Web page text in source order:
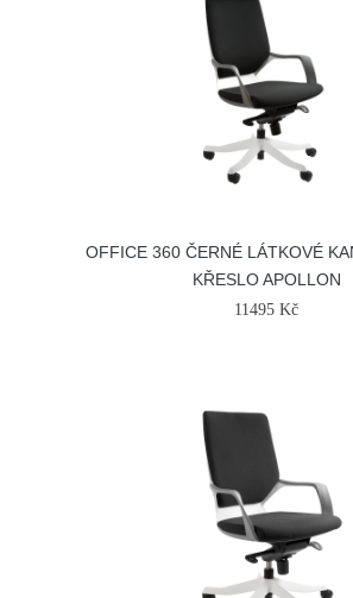
OFFICE 360 ČERNÉ LÁTKOVÉ
KŘESLO APOLLON
11495 Kč